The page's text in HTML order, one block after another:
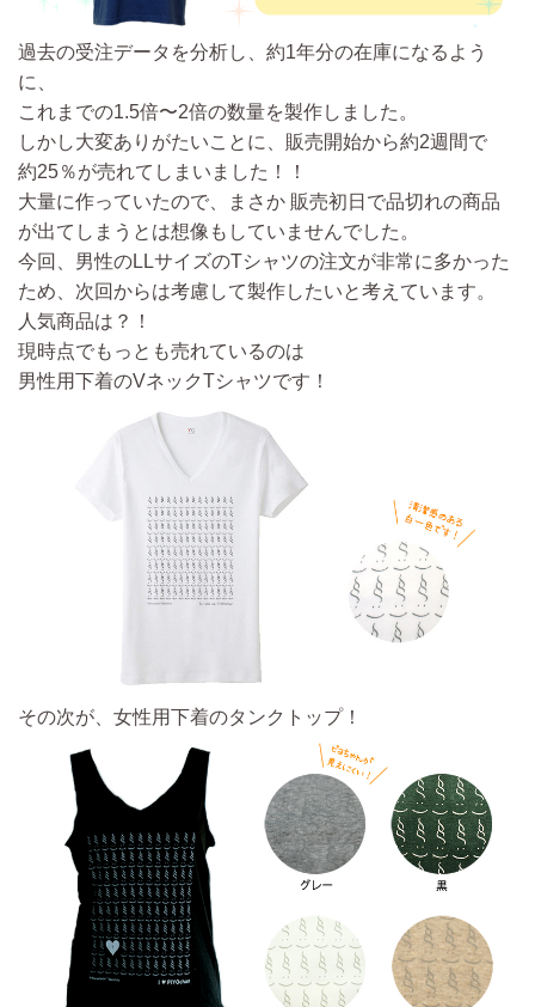
過去の受注データを分析し、約1年分の在庫になるよう
に、
これまでの1.5倍〜2倍の数量を製作しました。
しかし大変ありがたいことに、販売開始から約2週間で
約25％が売れてしまいました！！
大量に作っていたので、まさか 販売初日で品切れの商品
が出てしまうとは想像もしていませんでした。
今回、男性のLLサイズのTシャツの注文が非常に多かった
ため、次回からは考慮して製作したいと考えています。
人気商品は？！
現時点でもっとも売れているのは
男性用下着のVネックTシャツです！
その次が、女性用下着のタンクトップ！